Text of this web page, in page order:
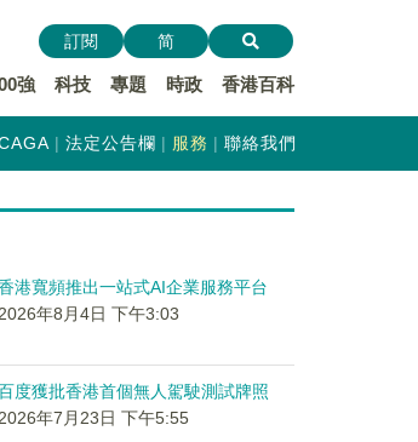
強 科技 專題 時政 香港百科
訂閱 简
法定公告欄 服務 聯絡我們
港寬頻推出一站式AI企業服務平台
2026年8月4日 下午3:03
度獲批香港首個無人駕駛測試牌照
2026年7月23日 下午5:55